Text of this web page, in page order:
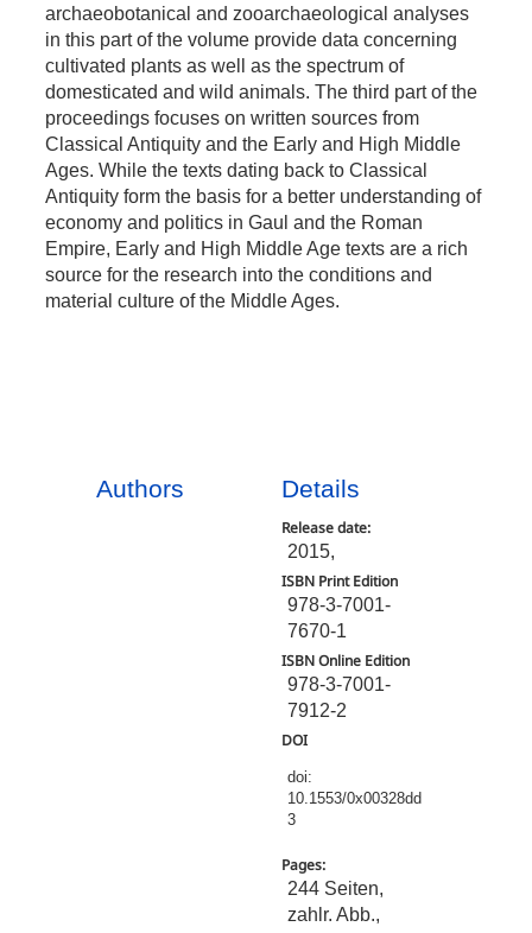
archaeobotanical and zooarchaeological analyses
in this part of the volume provide data concerning
cultivated plants as well as the spectrum of
domesticated and wild animals. The third part of the
proceedings focuses on written sources from
Classical Antiquity and the Early and High Middle
Ages. While the texts dating back to Classical
Antiquity form the basis for a better understanding of
economy and politics in Gaul and the Roman
Empire, Early and High Middle Age texts are a rich
source for the research into the conditions and
material culture of the Middle Ages.
Authors Details
Release date:
2015,
ISBN Print Edition
978-3-7001-
7670-1
ISBN Online Edition
978-3-7001-
7912-2
DOI
doi:
10.1553/0x00328dd
3
Pages:
244 Seiten,
zahlr. Abb.,